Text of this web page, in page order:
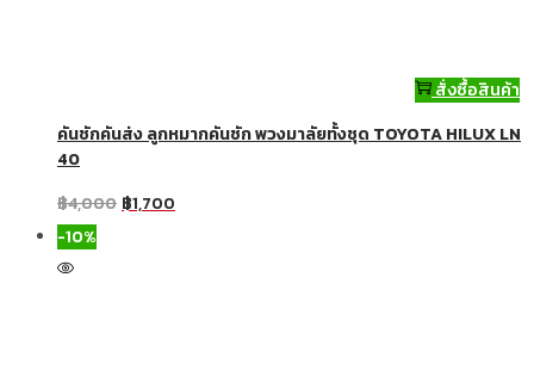
สั่งซื้อสินค้า
คันชักคันส่ง ลูกหมากคันชัก พวงมาลัยทั้งชุด TOYOTA HILUX LN
40
฿4,000฿1,700
-10%